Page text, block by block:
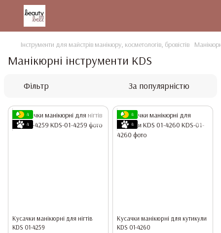
Інструменти для майстрів манікюру, косметологів, бровістів
Манікюрні інструменти KDS
Фільтр За популярністю
4
4
Кусачки манікюрні для нігтів
KDS 01-4259
4
4
Кусачки манікюрні для кутикули
KDS 01-4260